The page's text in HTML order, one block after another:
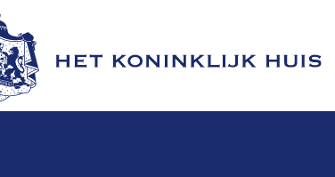
homepage van Het Koninklijk Huis